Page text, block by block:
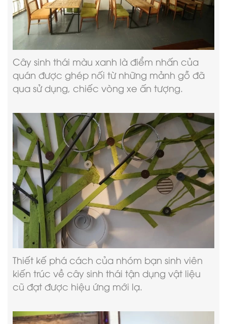
Cây sinh thái màu xanh là điểm nhấn của
quán được ghép nối từ những mảnh gỗ đã
qua sử dụng, chiếc vòng xe ấn tượng.
Thiết kế phá cách của nhóm bạn sinh viên
kiến trúc về cây sinh thái tận dụng vật liệu
cũ đạt được hiệu ứng mới lạ.